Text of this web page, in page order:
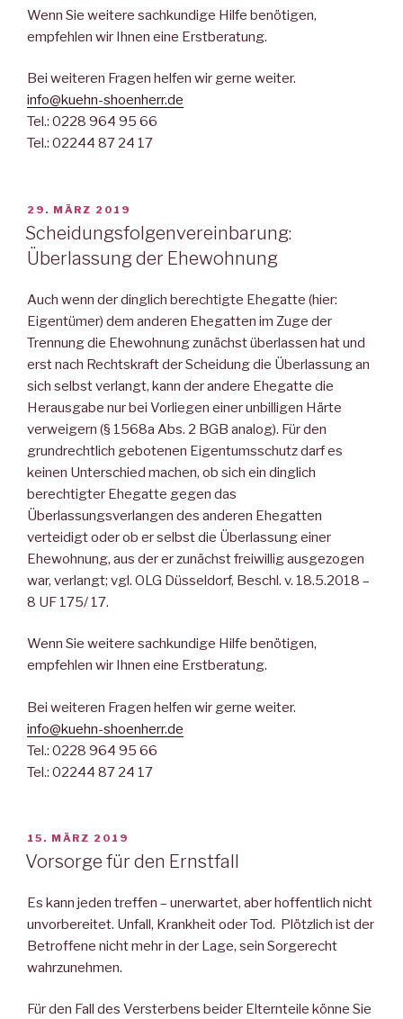
Wenn Sie weitere sachkundige Hilfe benötigen,
empfehlen wir Ihnen eine Erstberatung.
Bei weiteren Fragen helfen wir gerne weiter.
info@kuehn-shoenherr.de
Tel.: 0228 964 95 66
Tel.: 02244 87 24 17
VERÖFFENTLICHT
AM
29. MÄRZ 2019
Scheidungsfolgenvereinbarung:
Überlassung der Ehewohnung
Auch wenn der dinglich berechtigte Ehegatte (hier:
Eigentümer) dem anderen Ehegatten im Zuge der
Trennung die Ehewohnung zunächst überlassen hat und
erst nach Rechtskraft der Scheidung die Überlassung an
sich selbst verlangt, kann der andere Ehegatte die
Herausgabe nur bei Vorliegen einer unbilligen Härte
verweigern (§ 1568a Abs. 2 BGB analog). Für den
grundrechtlich gebotenen Eigentumsschutz darf es
keinen Unterschied machen, ob sich ein dinglich
berechtigter Ehegatte gegen das
Überlassungsverlangen des anderen Ehegatten
verteidigt oder ob er selbst die Überlassung einer
Ehewohnung, aus der er zunächst freiwillig ausgezogen
war, verlangt; vgl. OLG Düsseldorf, Beschl. v. 18.5.2018 –
8 UF 175/ 17.
Wenn Sie weitere sachkundige Hilfe benötigen,
empfehlen wir Ihnen eine Erstberatung.
Bei weiteren Fragen helfen wir gerne weiter.
info@kuehn-shoenherr.de
Tel.: 0228 964 95 66
Tel.: 02244 87 24 17
VERÖFFENTLICHT
AM
15. MÄRZ 2019
Vorsorge für den Ernstfall
Es kann jeden treffen – unerwartet, aber hoffentlich nicht
unvorbereitet. Unfall, Krankheit oder Tod. Plötzlich ist der
Betroffene nicht mehr in der Lage, sein Sorgerecht
wahrzunehmen.
Für den Fall des Versterbens beider Elternteile könne Sie